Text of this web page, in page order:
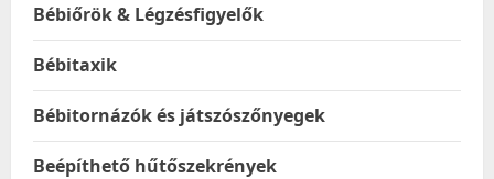
Bébiőrök & Légzésfigyelők
Bébitaxik
Bébitornázók és játszószőnyegek
Beépíthető hűtőszekrények